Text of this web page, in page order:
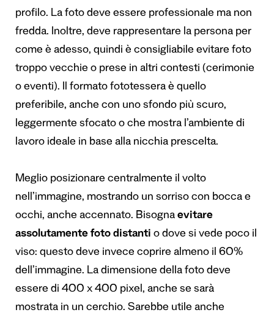
profilo. La foto deve essere professionale ma non
fredda. Inoltre, deve rappresentare la persona per
come è adesso, quindi è consigliabile evitare foto
troppo vecchie o prese in altri contesti (cerimonie
o eventi). Il formato fototessera è quello
preferibile, anche con uno sfondo più scuro,
leggermente sfocato o che mostra l’ambiente di
lavoro ideale in base alla nicchia prescelta.
Meglio posizionare centralmente il volto
nell’immagine, mostrando un sorriso con bocca e
occhi, anche accennato. Bisogna evitare
assolutamente foto distanti o dove si vede poco il
viso: questo deve invece coprire almeno il 60%
dell’immagine. La dimensione della foto deve
essere di 400 x 400 pixel, anche se sarà
mostrata in un cerchio. Sarebbe utile anche